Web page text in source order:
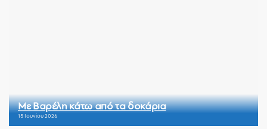
Με Βαρέλη κάτω από τα δοκάρια
15 Ιουνίου 2026